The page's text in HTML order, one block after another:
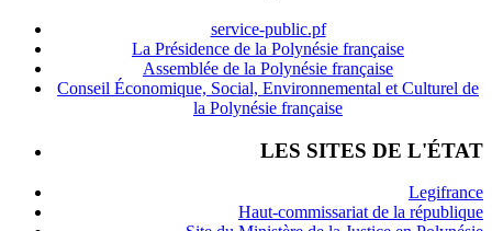
service-public.pf
La Présidence de la Polynésie française
Assemblée de la Polynésie française
Conseil Économique, Social, Environnemental et Culturel de
la Polynésie française
LES SITES DE L'ÉTAT
Legifrance
Haut-commissariat de la république